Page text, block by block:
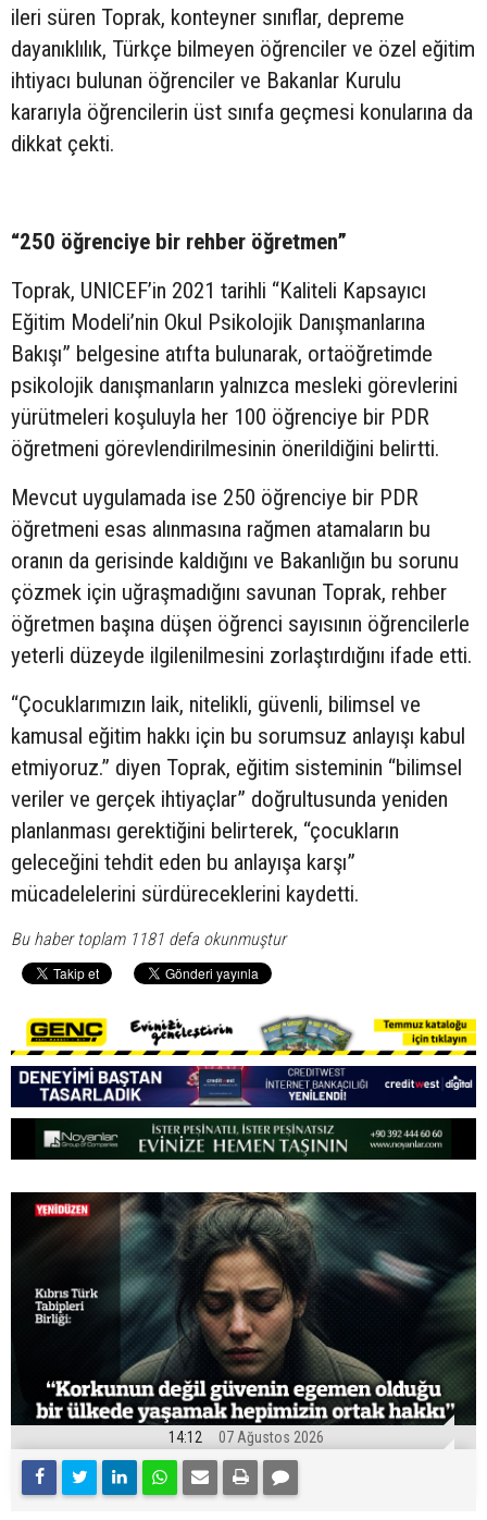
ileri süren Toprak, konteyner sınıflar, depreme
dayanıklılık, Türkçe bilmeyen öğrenciler ve özel eğitim
ihtiyacı bulunan öğrenciler ve Bakanlar Kurulu
kararıyla öğrencilerin üst sınıfa geçmesi konularına da
dikkat çekti.
“250 öğrenciye bir rehber öğretmen”
Toprak, UNICEF’in 2021 tarihli “Kaliteli Kapsayıcı
Eğitim Modeli’nin Okul Psikolojik Danışmanlarına
Bakışı” belgesine atıfta bulunarak, ortaöğretimde
psikolojik danışmanların yalnızca mesleki görevlerini
yürütmeleri koşuluyla her 100 öğrenciye bir PDR
öğretmeni görevlendirilmesinin önerildiğini belirtti.
Mevcut uygulamada ise 250 öğrenciye bir PDR
öğretmeni esas alınmasına rağmen atamaların bu
oranın da gerisinde kaldığını ve Bakanlığın bu sorunu
çözmek için uğraşmadığını savunan Toprak, rehber
öğretmen başına düşen öğrenci sayısının öğrencilerle
yeterli düzeyde ilgilenilmesini zorlaştırdığını ifade etti.
“Çocuklarımızın laik, nitelikli, güvenli, bilimsel ve
kamusal eğitim hakkı için bu sorumsuz anlayışı kabul
etmiyoruz.” diyen Toprak, eğitim sisteminin “bilimsel
veriler ve gerçek ihtiyaçlar” doğrultusunda yeniden
planlanması gerektiğini belirterek, “çocukların
geleceğini tehdit eden bu anlayışa karşı”
mücadelelerini sürdüreceklerini kaydetti.
Bu haber toplam 1181 defa okunmuştur
14:12 07 Ağustos 2026